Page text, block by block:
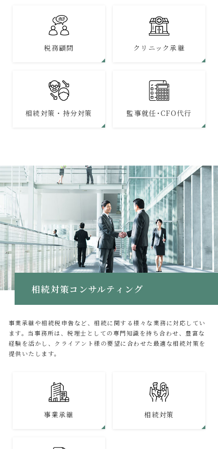
税務顧問 クリニック承継
相続対策・持分対策 監事就任･CFO代行
相続対策コンサルティング
事業承継や相続税申告など、相続に関する様々な業務に対応してい
ます。当事務所は、税理士としての専門知識を持ち合わせ、豊富な
経験を活かし、クライアント様の要望に合わせた最適な相続対策を
提供いたします。
事業承継 相続対策